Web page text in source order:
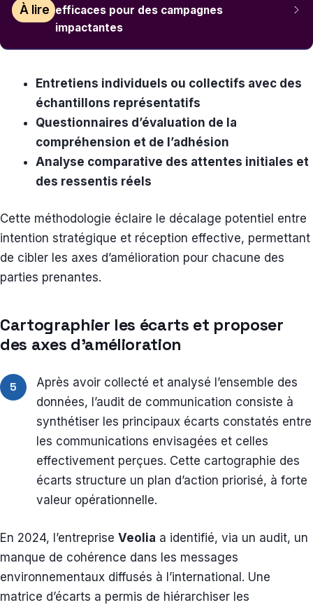
À lire efficaces pour des campagnes
impactantes
Entretiens individuels ou collectifs avec des
échantillons représentatifs
Questionnaires d’évaluation de la
compréhension et de l’adhésion
Analyse comparative des attentes initiales et
des ressentis réels
Cette méthodologie éclaire le décalage potentiel entre
intention stratégique et réception effective, permettant
de cibler les axes d’amélioration pour chacune des
parties prenantes.
Cartographier les écarts et proposer
des axes d’amélioration
5
Après avoir collecté et analysé l’ensemble des
données, l’audit de communication consiste à
synthétiser les principaux écarts constatés entre
les communications envisagées et celles
effectivement perçues. Cette cartographie des
écarts structure un plan d’action priorisé, à forte
valeur opérationnelle.
En 2024, l’entreprise Veolia a identifié, via un audit, un
manque de cohérence dans les messages
environnementaux diffusés à l’international. Une
matrice d’écarts a permis de hiérarchiser les